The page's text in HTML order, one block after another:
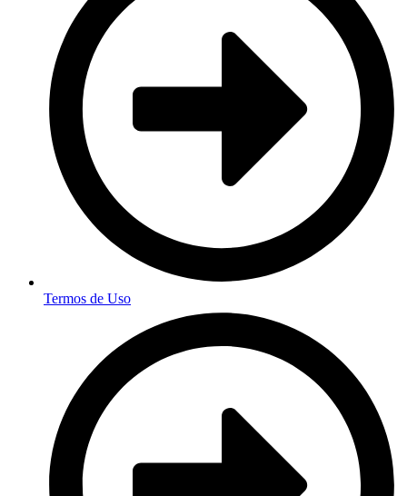
Termos de Uso